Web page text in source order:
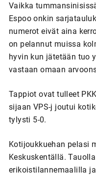
Vaikka
Espoo onkin
numerot eivät aina
on pelannut muissa
hyvin kun jätetään tuo
vastaan omaan
Tappiot ovat tulleet
sijaan VPS-j joutui
tylysti 5-0.
Kotijoukkuehan pelasi
Keskuskentällä.
erikoistilannemaalilla